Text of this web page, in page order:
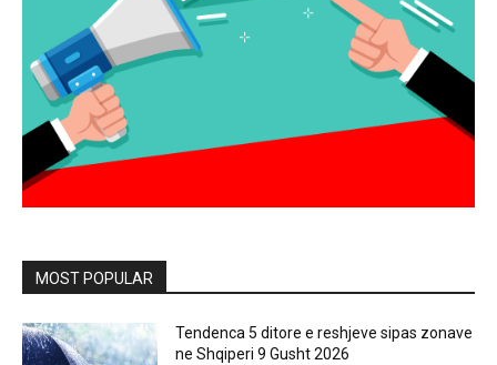
MOST POPULAR
Tendenca 5 ditore e reshjeve sipas zonave
ne Shqiperi 9 Gusht 2026